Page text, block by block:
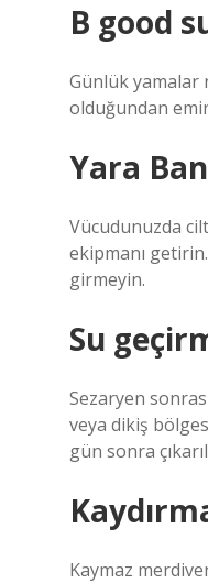
B good
Günlük yamalar
olduğundan
Yara
Vücudunuzda
ekipmanı
girmeyin.
Su
Sezaryen
veya dikiş
gün sonra
Kaymaz